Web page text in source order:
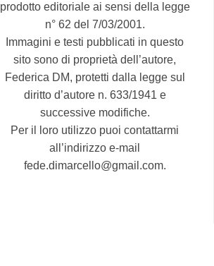
prodotto editoriale ai sensi della legge
n° 62 del 7/03/2001.
Immagini e testi pubblicati in questo
sito sono di proprietà dell’autore,
Federica DM, protetti dalla legge sul
diritto d’autore n. 633/1941 e
successive modifiche.
Per il loro utilizzo puoi contattarmi
all’indirizzo e-mail
fede.dimarcello@gmail.com.